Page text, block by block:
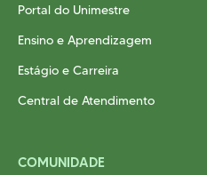
Portal do Unimestre
Ensino e Aprendizagem
Estágio e Carreira
Central de Atendimento
COMUNIDADE